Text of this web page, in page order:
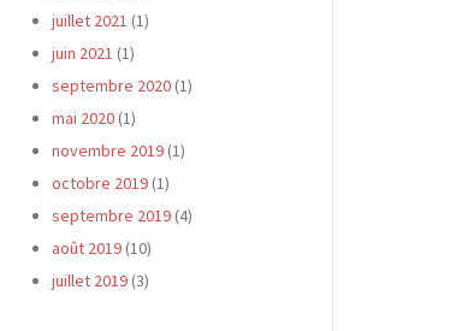
juillet 2021 (1)
juin 2021 (1)
septembre 2020 (1)
mai 2020 (1)
novembre 2019 (1)
octobre 2019 (1)
septembre 2019 (4)
août 2019 (10)
juillet 2019 (3)